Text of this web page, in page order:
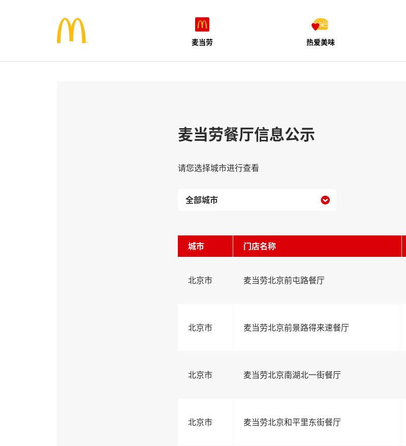
麦当劳 热爱美味
麦当劳餐厅信息公示
请您选择城市进行查看

城市 门店名称
北京市 麦当劳北京前屯路餐厅
北京市 麦当劳北京前景路得来速餐厅
北京市 麦当劳北京南湖北一街餐厅
北京市 麦当劳北京和平里东街餐厅